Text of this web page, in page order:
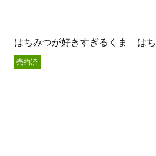
はちみつが好きすぎるくま は
売約済